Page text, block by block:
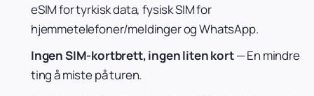
eSIM for tyrkisk data, fysisk SIM for
hjemmetelefoner/meldinger og WhatsApp.
Ingen SIM-kortbrett, ingen liten kort— En mindre
ting å miste på turen.